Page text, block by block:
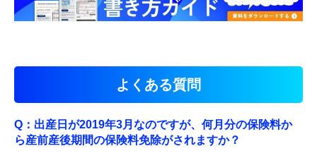
よくある質問
Q：出産日が2019年3月なのですが、何月分の保険料か
ら産前産後期間の保険料免除がされますか？